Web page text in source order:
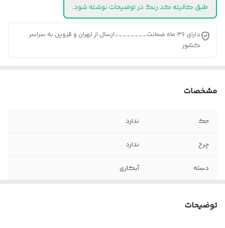
طبق کالیته کد رنگ در توضیحات نوشته شود.
دارای ۳۶ ماه ضمانت________ارسال از تهران و قزوین به سراسر
کشور
مشخصات
جک ندارد
چرخ ندارد
دسته آبکاری
توضیحات